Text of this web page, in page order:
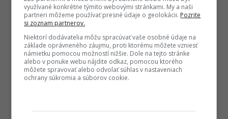
využívané konkrétne týmito webovými stránkami. My a naši
partneri môžeme používať presné údaje o geolokácii. Pozrite
si zoznam partnerov.
Niektorí dodávatelia môžu spracúvať vaše osobné údaje na
základe oprávneného záujmu, proti ktorému môžete vzniesť
námietku pomocou možností nižšie. Dole na tejto stránke
alebo v ponuke webu nájdite odkaz, pomocou ktorého
môžete spravovať alebo odvolať súhlas v nastaveniach
ochrany súkromia a súborov cookie.